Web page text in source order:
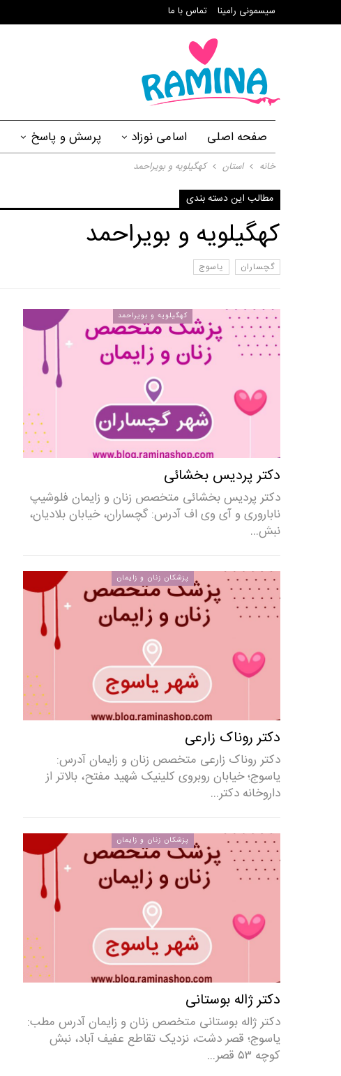
سیسمونی رامینا تماس با ما
صفحه اصلی اسامی نوزاد پرسش و پاسخ
خانه استان کهگیلویه و بویراحمد
مطالب این دسته بندی
کهگیلویه و بویراحمد
گچساران یاسوج
کهگیلویه و بویراحمد
دکتر پردیس بخشائی
دکتر پردیس بخشائی متخصص زنان و زایمان فلوشیپ
ناباروری و آی وی اف آدرس: گچساران، خیابان بلادیان،
نبش…
پزشکان زنان و زایمان
دکتر روناک زارعی
دکتر روناک زارعی متخصص زنان و زایمان آدرس:
یاسوج؛ خیابان روبروی کلینیک شهید مفتح، بالاتر از
داروخانه دکتر…
پزشکان زنان و زایمان
دکتر ژاله بوستانی
دکتر ژاله بوستانی متخصص زنان و زایمان آدرس مطب:
یاسوج؛ قصر دشت، نزدیک تقاطع عفیف آباد، نبش
کوچه ۵۳ قصر…